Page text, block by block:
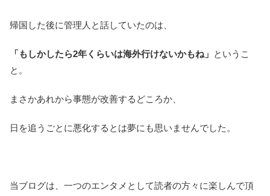
帰国した後に管理人と話していたのは、
「もしかしたら2年くらいは海外行けないかもね」 というこ
と。
まさかあれから事態が改善するどころか、
日を追うごとに悪化するとは夢にも思いませんでした。
当ブログは、一つのエンタメとして読者の方々に楽しんで頂